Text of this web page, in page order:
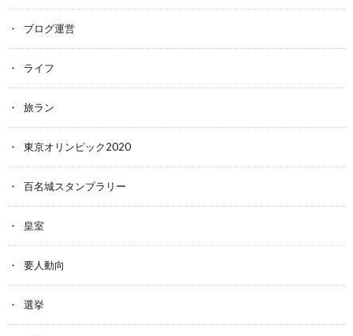
ブログ運営
ライフ
旅ラン
東京オリンピック2020
百名城スタンプラリー
皇室
要人動向
選挙